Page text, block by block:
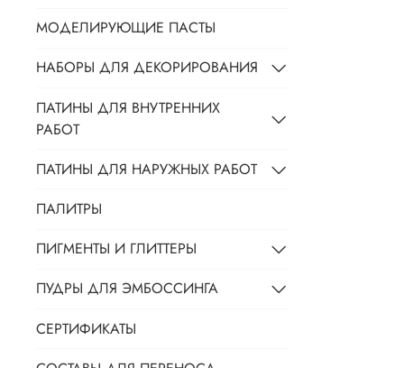
МОДЕЛИРУЮЩИЕ ПАСТЫ
НАБОРЫ ДЛЯ ДЕКОРИРОВАНИЯ
ПАТИНЫ ДЛЯ ВНУТРЕННИХ
РАБОТ
ПАТИНЫ ДЛЯ НАРУЖНЫХ РАБОТ
ПАЛИТРЫ
ПИГМЕНТЫ И ГЛИТТЕРЫ
ПУДРЫ ДЛЯ ЭМБОССИНГА
СЕРТИФИКАТЫ